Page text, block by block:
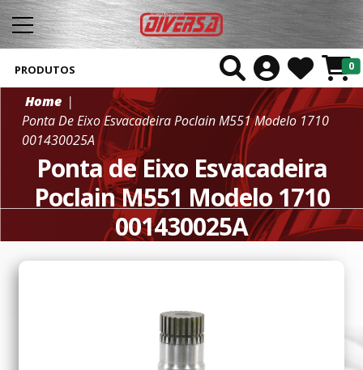
0
PRODUTOS
Home
Ponta De Eixo Esvacadeira Poclain M551 Modelo 1710
001430025A
Ponta de Eixo Esvacadeira
Poclain M551 Modelo 1710
001430025A